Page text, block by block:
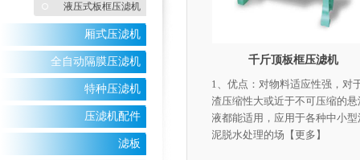
液压式板框压滤机
厢式压滤机
全自动隔膜压滤机
特种压滤机
压滤机配件
滤板
千斤顶板框压滤机
1、优点：对物料适应性强，对
渣压缩性大或近于不可压缩的悬
液都能适用，应用于各种中小型
泥脱水处理的场 【更多】